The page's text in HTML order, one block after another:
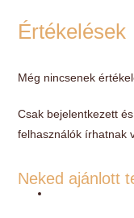
Értékelések
Még nincsenek
Csak bejelentkezett
felhasználók írhatnak
Neked ajánlott